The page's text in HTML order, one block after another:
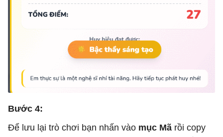
Bước 4:
Để lưu lại trò chơi bạn nhấn vào mục Mã rồi copy